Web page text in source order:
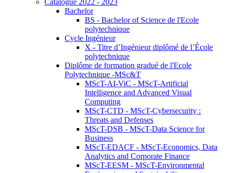
Catalogue 2022 - 2023
Bachelor
BS - Bachelor of Science de l'Ecole
polytechnique
Cycle Ingénieur
X - Titre d’Ingénieur diplômé de l’École
polytechnique
Diplôme de formation gradué de l'Ecole
Polytechnique -MSc&T
MScT-AI-ViC - MScT-Artificial
Intelligence and Advanced Visual
Computing
MScT-CTD - MScT-Cybersecurity :
Threats and Defenses
MScT-DSB - MScT-Data Science for
Business
MScT-EDACF - MScT-Economics, Data
Analytics and Corporate Finance
MScT-EESM - MScT-Environmental